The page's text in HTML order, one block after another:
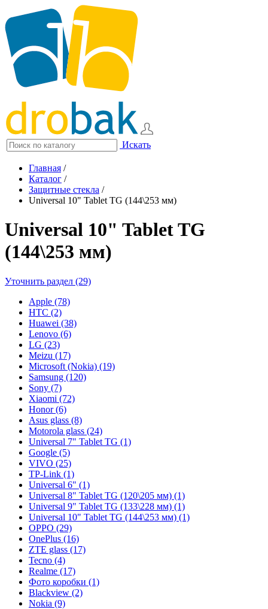
Искать
Главная /
Каталог /
Защитные стекла /
Universal 10" Tablet TG (144\253 мм)
Universal 10" Tablet TG
(144\253 мм)
Уточнить раздел (29)
Apple (78)
HTC (2)
Huawei (38)
Lenovo (6)
LG (23)
Meizu (17)
Microsoft (Nokia) (19)
Samsung (120)
Sony (7)
Xiaomi (72)
Honor (6)
Asus glass (8)
Motorola glass (24)
Universal 7" Tablet TG (1)
Google (5)
VIVO (25)
TP-Link (1)
Universal 6" (1)
Universal 8" Tablet TG (120\205 мм) (1)
Universal 9" Tablet TG (133\228 мм) (1)
Universal 10" Tablet TG (144\253 мм) (1)
OPPO (29)
OnePlus (16)
ZTE glass (17)
Tecno (4)
Realme (17)
Фото коробки (1)
Blackview (2)
Nokia (9)